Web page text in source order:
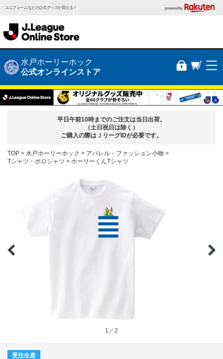
ユニフォームなどの公式グッズが買える！ powered by
水戸ホーリーホック
公式オンラインストア
平日午前10時までのご注文は当日出荷。
（土日祝日は除く）
ご購入の際はＪリーグIDが必要です。
TOP 水戸ホーリーホック
アパレル・ファッション小物
Tシャツ・ポロシャツ
ホーリーくんTシャツ
1／2
受注生産